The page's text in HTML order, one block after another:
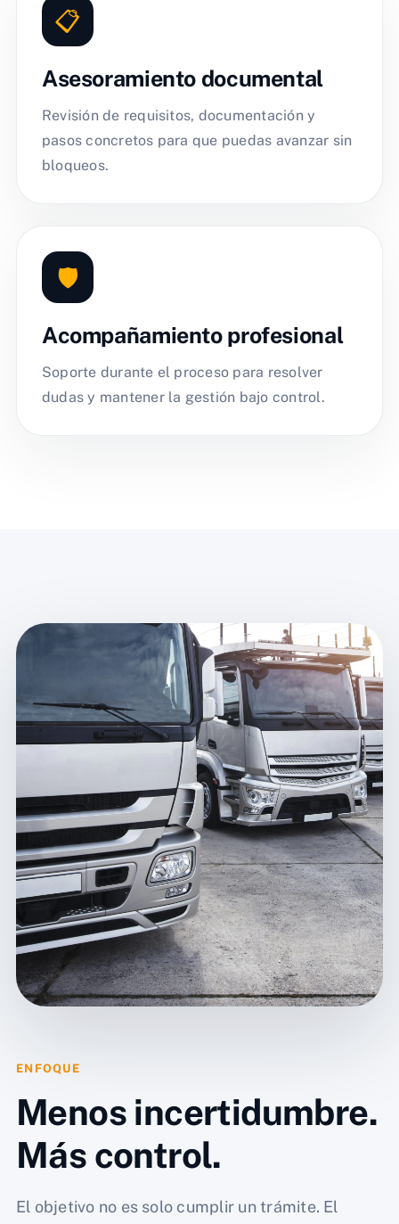
📋
Asesoramiento documental
Revisión de requisitos, documentación y
pasos concretos para que puedas avanzar sin
bloqueos.
🛡️
Acompañamiento profesional
Soporte durante el proceso para resolver
dudas y mantener la gestión bajo control.
ENFOQUE
Menos incertidumbre.
Más control.
El objetivo no es solo cumplir un trámite. El